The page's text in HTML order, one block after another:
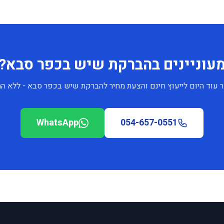
בהברקת שיש בכפר
עוד היום לייעוץ חינם והצעת מחיר להברקת שיש בכפר סבא - ללא
054-657-0551
WhatsApp